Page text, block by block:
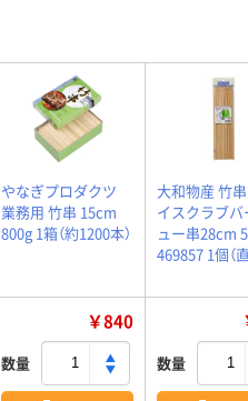
やなぎプロダクツ
業務用 竹串 15cm
800g 1箱（約1200本）
大和物産 竹
イスクラブ
ュー串28cm
469857 1個（
￥840
数量 数量